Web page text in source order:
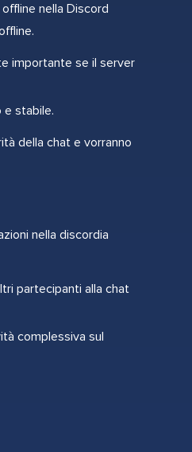
nella Discord
importante se il server
e stabile.
della chat e vorranno
nella discordia
partecipanti alla chat
complessiva sul